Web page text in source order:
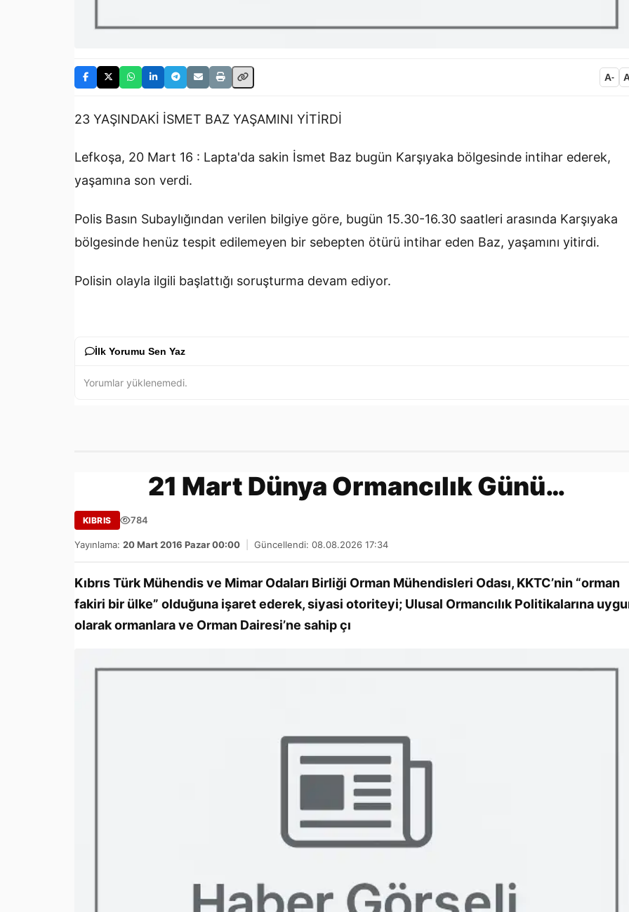
A-
23 YAŞINDAKİ İSMET BAZ YAŞAMINI YİTİRDİ
Lefkoşa, 20 Mart 16 : Lapta'da sakin İsmet Baz bugün Karşıyaka bölgesinde intihar ederek,
yaşamına son verdi.
Polis Basın Subaylığından verilen bilgiye göre, bugün 15.30-16.30 saatleri arasında Karşıyaka
bölgesinde henüz tespit edilemeyen bir sebepten ötürü intihar eden Baz, yaşamını yitirdi.
Polisin olayla ilgili başlattığı soruşturma devam ediyor.
İlk Yorumu Sen Yaz
Yorumlar yüklenemedi.
21 Mart Dünya Ormancılık Günü…
KIBRIS 784
Yayınlama: 20 Mart 2016 Pazar 00:00 Güncellendi: 08.08.2026 17:34
Kıbrıs Türk Mühendis ve Mimar Odaları Birliği Orman Mühendisleri Odası, KKTC’nin “orman
fakiri bir ülke” olduğuna işaret ederek, siyasi otoriteyi; Ulusal Ormancılık Politikalarına
olarak ormanlara ve Orman Dairesi’ne sahip çı